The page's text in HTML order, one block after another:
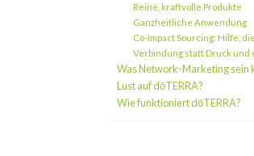
Reine, kraftvolle Produkte
Ganzheitliche Anwendung
Co-Impact Sourcing: Hilfe,
Verbindung statt Druck und
Was Network-Marketing sein
Lust auf dōTERRA?
Wie funktioniert dōTERRA?